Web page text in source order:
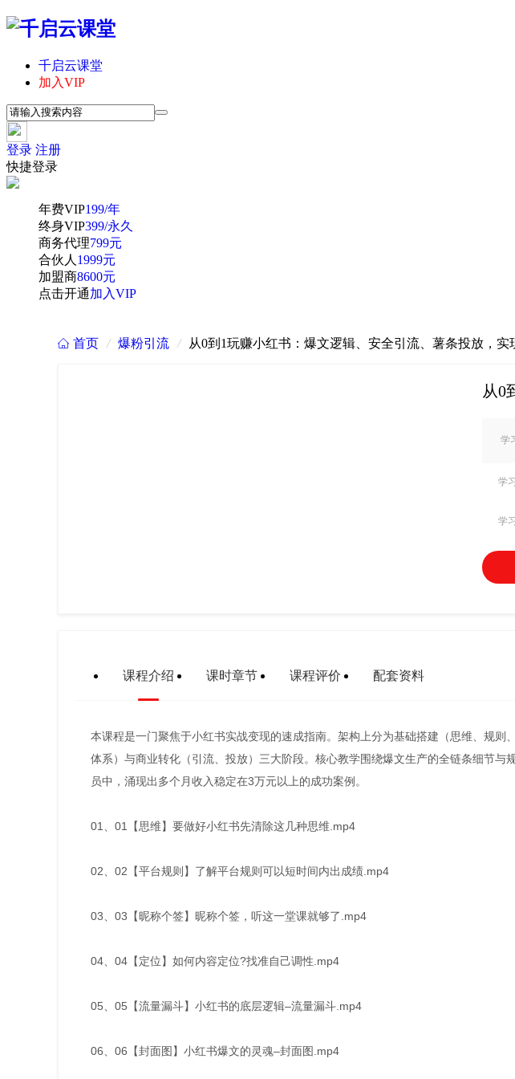
千启云课堂
加入VIP
登录 注册
快捷登录
年费VIP199/年
终身VIP399/永久
商务代理799元
合伙人 1999元
加盟商8600元
点击开通加入VIP
 首页 / 爆粉引流 / 从0到1玩赚小红书：爆文逻辑、安全引流、薯条投放，实
从0
学
学
学
课程介绍 课时章节 课程评价 配套资料
本课程是一门聚焦于小红书实战变现的速成指南。架构上分为基础搭建（思维、规则
体系）与商业转化（引流、投放）三大阶段。核心教学围绕爆文生产的全链条细节与
员中，涌现出多个月收入稳定在3万元以上的成功案例。
01、01【思维】要做好小红书先清除这几种思维.mp4
02、02【平台规则】了解平台规则可以短时间内出成绩.mp4
03、03【昵称个签】昵称个签，听这一堂课就够了.mp4
04、04【定位】如何内容定位?找准自己调性.mp4
05、05【流量漏斗】小红书的底层逻辑–流量漏斗.mp4
06、06【封面图】小红书爆文的灵魂–封面图.mp4